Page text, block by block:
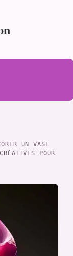
UN VASE
POUR